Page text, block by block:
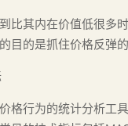
比其内在价值低很多
目的是抓住价格反弹
格行为的统计分析工